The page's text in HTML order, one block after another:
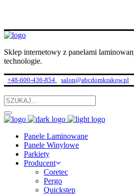
Sklep internetowy z panelami
technologie.
+48-600-436-854 salon@abcdomkrakow.pl
Panele Laminowane
Panele Winylowe
Parkiety
Producent
Coretec
Pergo
Quickstep